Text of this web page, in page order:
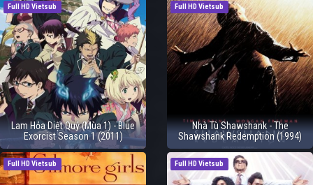
Full HD Vietsub
Lam Hỏa Diệt Quỷ (Mùa 1) - Blue
Exorcist Season 1 (2011)
Full HD Vietsub
Nhà Tù Shawshank - The
Shawshank Redemption (1994)
Full HD Vietsub Full HD Vietsub